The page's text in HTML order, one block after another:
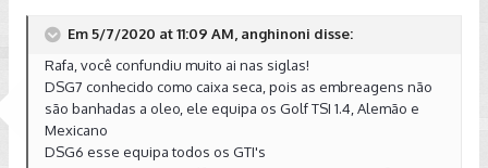
Em 5/7/2020 at 11:09 AM, anghinoni disse:
Rafa, você confundiu muito ai nas siglas!
DSG7 conhecido como caixa seca, pois as embreagens não
são banhadas a oleo, ele equipa os Golf TSI 1.4, Alemão e
Mexicano
DSG6 esse equipa todos os GTI's